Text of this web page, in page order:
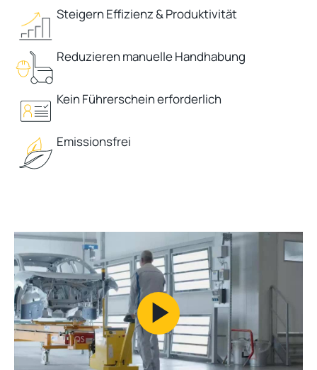
Steigern Effizienz & Produktivität
Reduzieren manuelle Handhabung
Kein Führerschein erforderlich
Emissionsfrei
Play